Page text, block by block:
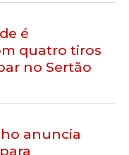
é
quatro tiros
no Sertão
anuncia